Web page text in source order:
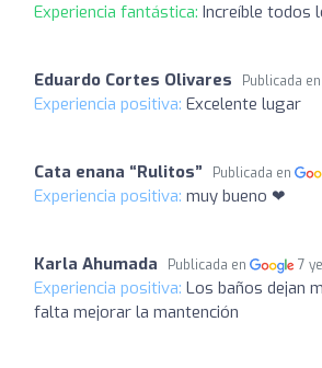
Experiencia fantástica: Increíble todos
Eduardo Cortes Olivares Publicada en
Experiencia positiva: Excelente lugar
Cata enana “Rulitos” Publicada en
Experiencia positiva: muy bueno ❤
Karla Ahumada Publicada en 7
Experiencia positiva: Los baños dejan
falta mejorar la mantención